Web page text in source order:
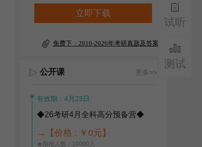
试听
测试
立即下载
免费下：2010-2026年考研真题及答案
公开课 更多>>
有效期：4月23日
◆26考研4月全科高分预备营◆
→【价格 : ￥0元】
★限报人数：10000人